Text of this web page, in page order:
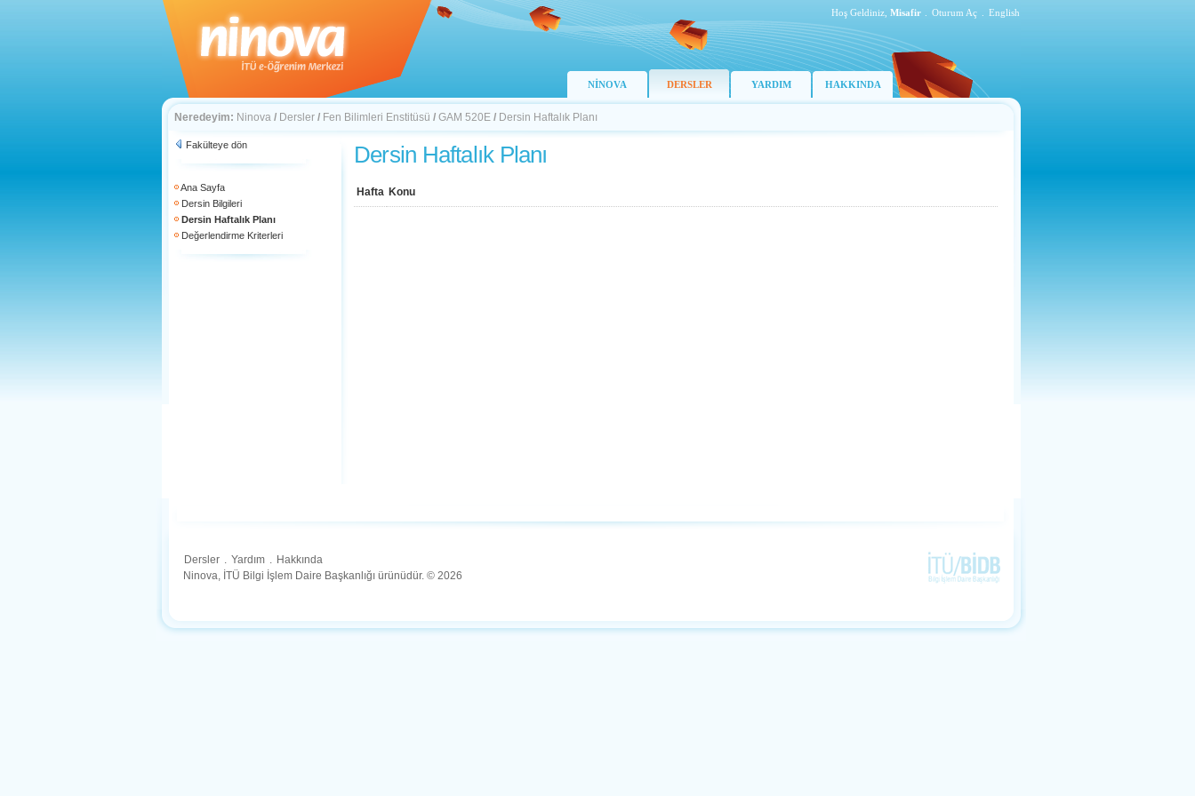
Hoş Geldiniz, Misafir Oturum Aç English
NİNOVA DERSLER YARDIM HAKKINDA
Neredeyim: Ninova / Dersler / Fen Bilimleri Enstitüsü / GAM 520E / Dersin Haftalık Planı
Fakülteye dön
Ana Sayfa
Dersin Bilgileri
Dersin Haftalık Planı
Değerlendirme Kriterleri
Dersin Haftalık Planı
Hafta Konu
Dersler . Yardım . Hakkında
Ninova, İTÜ Bilgi İşlem Daire Başkanlığı ürünüdür. © 2026